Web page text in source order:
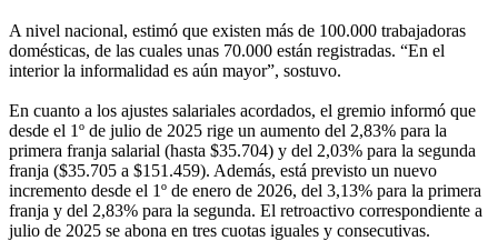
A nivel nacional, estimó que existen más de 100.000 trabajadoras
domésticas, de las cuales unas 70.000 están registradas. “En el
interior la informalidad es aún mayor”, sostuvo.
En cuanto a los ajustes salariales acordados, el gremio informó que
desde el 1º de julio de 2025 rige un aumento del 2,83% para la
primera franja salarial (hasta $35.704) y del 2,03% para la segunda
franja ($35.705 a $151.459). Además, está previsto un nuevo
incremento desde el 1º de enero de 2026, del 3,13% para la primera
franja y del 2,83% para la segunda. El retroactivo correspondiente a
julio de 2025 se abona en tres cuotas iguales y consecutivas.